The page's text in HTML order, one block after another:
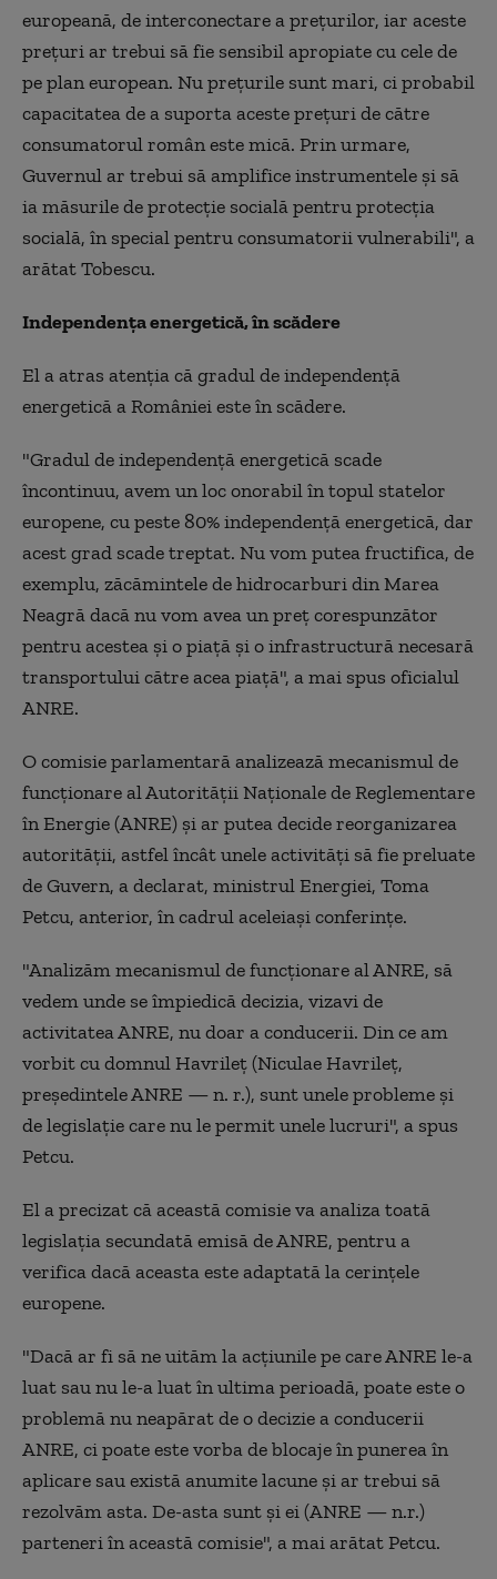
europeană, de interconectare a prețurilor, iar aceste
prețuri ar trebui să fie sensibil apropiate cu cele de
pe plan european. Nu prețurile sunt mari, ci probabil
capacitatea de a suporta aceste prețuri de către
consumatorul român este mică. Prin urmare,
Guvernul ar trebui să amplifice instrumentele și să
ia măsurile de protecție socială pentru protecția
socială, în special pentru consumatorii vulnerabili", a
arătat Tobescu.
Independența energetică, în scădere
El a atras atenția că gradul de independență
energetică a României este în scădere.
"Gradul de independență energetică scade
încontinuu, avem un loc onorabil în topul statelor
europene, cu peste 80% independență energetică, dar
acest grad scade treptat. Nu vom putea fructifica, de
exemplu, zăcămintele de hidrocarburi din Marea
Neagră dacă nu vom avea un preț corespunzător
pentru acestea și o piață și o infrastructură necesară
transportului către acea piață", a mai spus oficialul
ANRE.
O comisie parlamentară analizează mecanismul de
funcționare al Autorității Naționale de Reglementare
în Energie (ANRE) și ar putea decide reorganizarea
autorității, astfel încât unele activități să fie preluate
de Guvern, a declarat, ministrul Energiei, Toma
Petcu, anterior, în cadrul aceleiași conferințe.
"Analizăm mecanismul de funcționare al ANRE, să
vedem unde se împiedică decizia, vizavi de
activitatea ANRE, nu doar a conducerii. Din ce am
vorbit cu domnul Havrileț (Niculae Havrileț,
președintele ANRE — n. r.), sunt unele probleme și
de legislație care nu le permit unele lucruri", a spus
Petcu.
El a precizat că această comisie va analiza toată
legislația secundată emisă de ANRE, pentru a
verifica dacă aceasta este adaptată la cerințele
europene.
"Dacă ar fi să ne uităm la acțiunile pe care ANRE le-a
luat sau nu le-a luat în ultima perioadă, poate este o
problemă nu neapărat de o decizie a conducerii
ANRE, ci poate este vorba de blocaje în punerea în
aplicare sau există anumite lacune și ar trebui să
rezolvăm asta. De-asta sunt și ei (ANRE — n.r.)
parteneri în această comisie", a mai arătat Petcu.